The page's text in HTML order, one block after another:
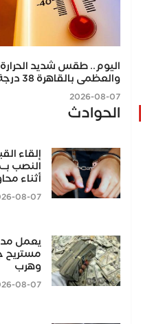
اليوم.. طقس شديد
والعظمى بالقاهرة 38 درجة
2026-08-07
الحوادث
إلقاء
النصب
أثناء
08-07
يعمل
مستريح
وهرب
08-07